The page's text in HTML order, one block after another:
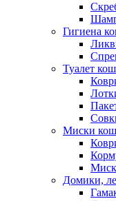
Гигиена
Туалет
Миски
Домики,